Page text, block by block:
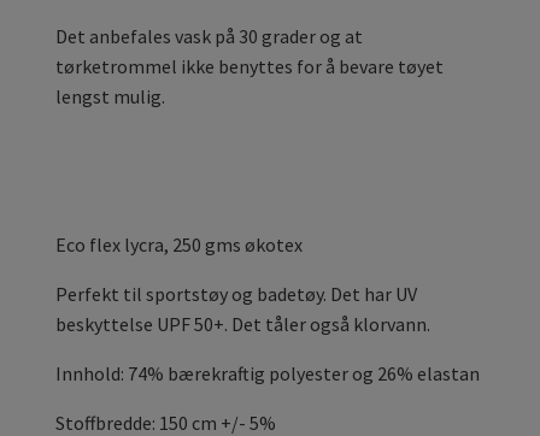
Det anbefales vask på 30 grader og at
tørketrommel ikke benyttes for å bevare tøyet
lengst mulig.
Eco flex lycra, 250 gms økotex
Perfekt til sportstøy og badetøy. Det har UV
beskyttelse UPF 50+. Det tåler også klorvann.
Innhold: 74% bærekraftig polyester og 26% elastan
Stoffbredde: 150 cm +/- 5%